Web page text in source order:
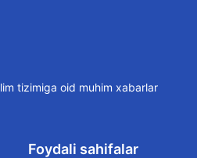
tizimiga oid muhim xabarlar
Foydali sahifalar